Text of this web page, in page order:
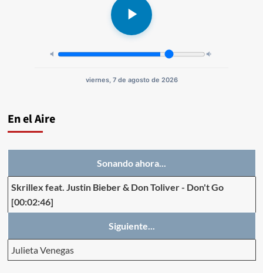
viernes, 7 de agosto de 2026
En el Aire
Sonando ahora...
Skrillex feat. Justin Bieber & Don Toliver- Don't Go
[00:02:46]
Siguiente...
Julieta Venegas